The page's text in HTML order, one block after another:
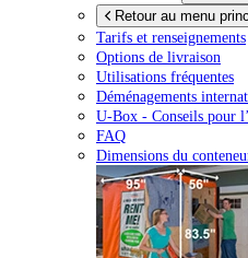
Retour au menu
Tarifs et renseignements
Options de livraison
Utilisations fréquentes
Déménagements
U-Box - Conseils pour
FAQ
Dimensions du